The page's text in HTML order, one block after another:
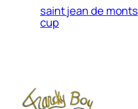
saint jean de monts
cup